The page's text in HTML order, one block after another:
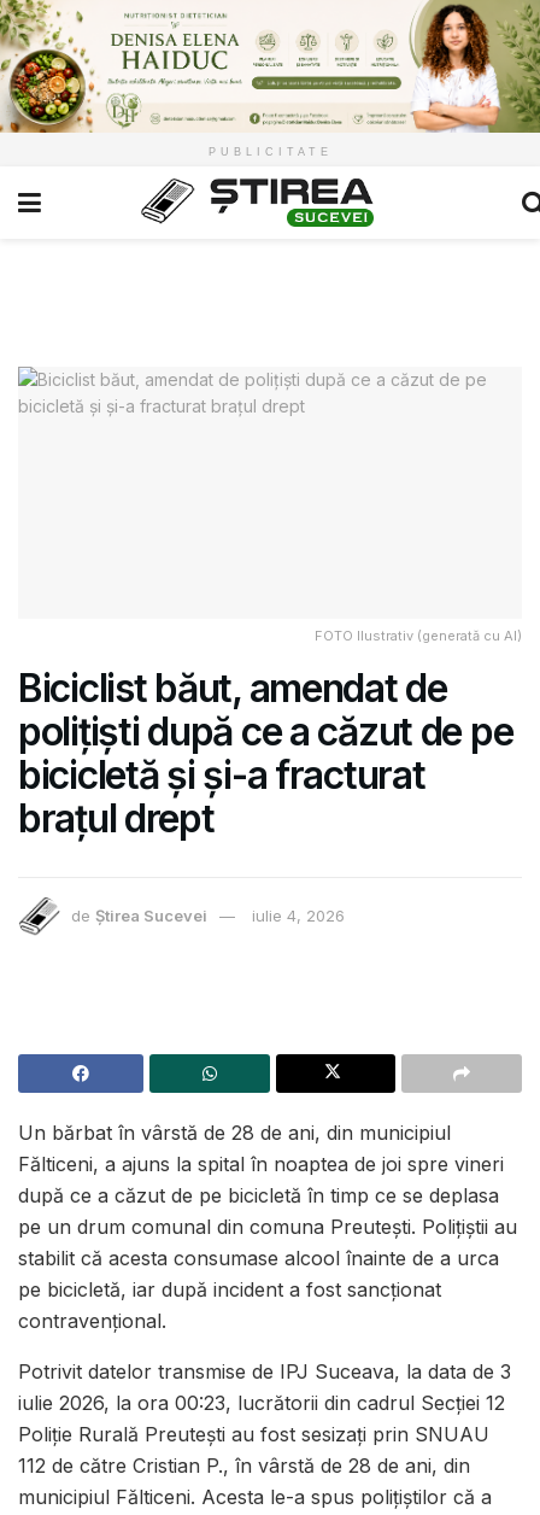
PUBLICITATE
FOTO Ilustrativ (generată cu AI)
Biciclist băut, amendat de
polițiști după ce a căzut de pe
bicicletă și și-a fracturat
brațul drept
de Știrea Sucevei iulie 4, 2026
Un bărbat în vârstă de 28 de ani, din municipiul
Fălticeni, a ajuns la spital în noaptea de joi spre vineri
după ce a căzut de pe bicicletă în timp ce se deplasa
pe un drum comunal din comuna Preutești. Polițiștii au
stabilit că acesta consumase alcool înainte de a urca
pe bicicletă, iar după incident a fost sancționat
contravențional.
Potrivit datelor transmise de IPJ Suceava, la data de 3
iulie 2026, la ora 00:23, lucrătorii din cadrul Secției 12
Poliție Rurală Preutești au fost sesizați prin SNUAU
112 de către Cristian P., în vârstă de 28 de ani, din
municipiul Fălticeni. Acesta le-a spus polițiștilor că a